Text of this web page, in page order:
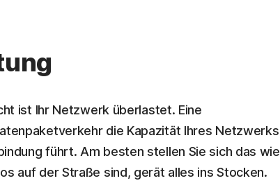
ist Ihr Netzwerk überlastet. Eine
die Kapazität Ihres Netzwerks
führt. Am besten stellen Sie sich das wie
auf der Straße sind, gerät alles ins Stocken.